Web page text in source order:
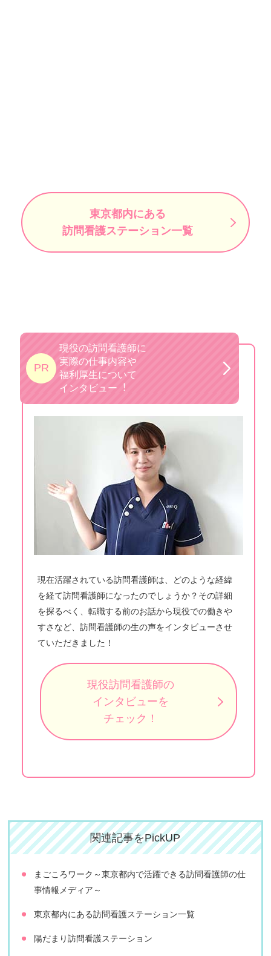
東京都内にある
訪問看護ステーション一覧
PR
現役の訪問看護師に
実際の仕事内容や
福利厚生について
インタビュー︕
現在活躍されている訪問看護師は、どのような経緯
を経て訪問看護師になったのでしょうか？その詳細
を探るべく、転職する前のお話から現役での働きや
すさなど、訪問看護師の生の声をインタビューさせ
ていただきました！
現役訪問看護師の
インタビューを
チェック！
関連記事をPickUP
まごころワーク～東京都内で活躍できる訪問看護師の仕
事情報メディア～
東京都内にある訪問看護ステーション一覧
陽だまり訪問看護ステーション